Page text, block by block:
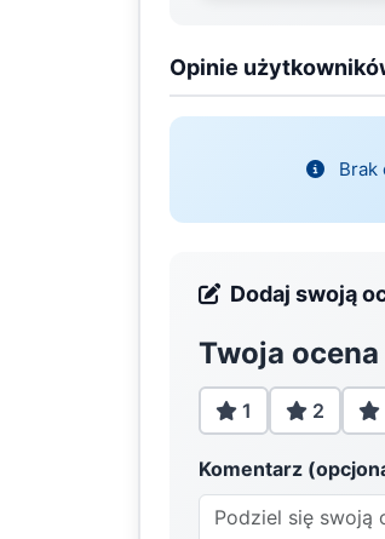
Opinie
Brak
Dodaj swoją
Twoja ocena
1 2
Komentarz